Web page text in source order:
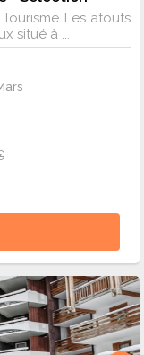
Les atouts
situé à ...